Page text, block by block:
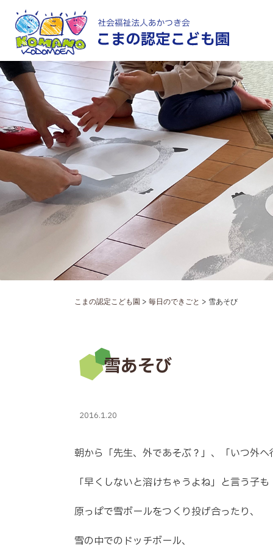
こまの認定こども園 > 毎日のできごと > 雪あそび
雪あそび
2016.1.20
朝から「先生、外であそぶ？」、「いつ外
「早くしないと溶けちゃうよね」と言う子
原っぱで雪ボールをつくり投げ合ったり、
雪の中でのドッチボール、